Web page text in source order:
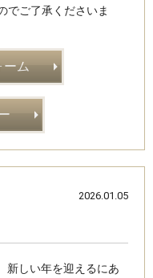
でご了承くださいま
ーム
2026.01.05
新しい年を迎えるにあ